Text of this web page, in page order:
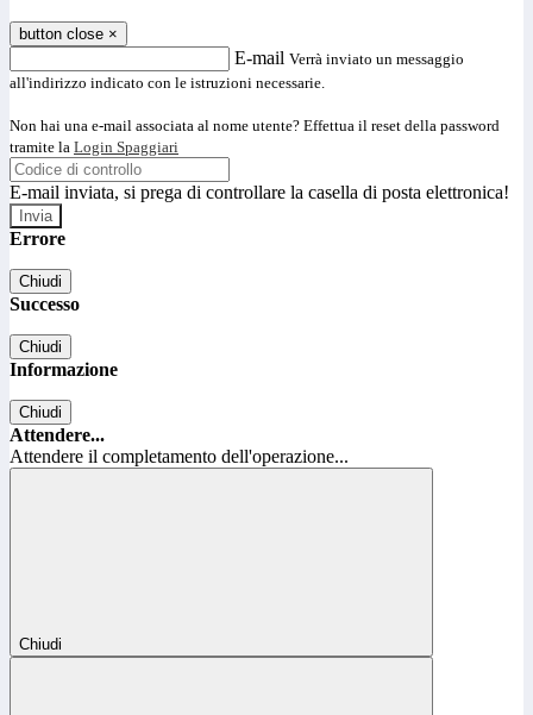
button close ×
E-mail Verrà inviato un messaggio
all'indirizzo indicato con le istruzioni necessarie.
Non hai una e-mail associata al nome utente? Effettua il reset della password
tramite la Login Spaggiari
E-mail inviata, si prega di controllare la casella di posta elettronica!
Errore
Chiudi
Successo
Chiudi
Informazione
Chiudi
Attendere...
Attendere il completamento dell'operazione...
Chiudi